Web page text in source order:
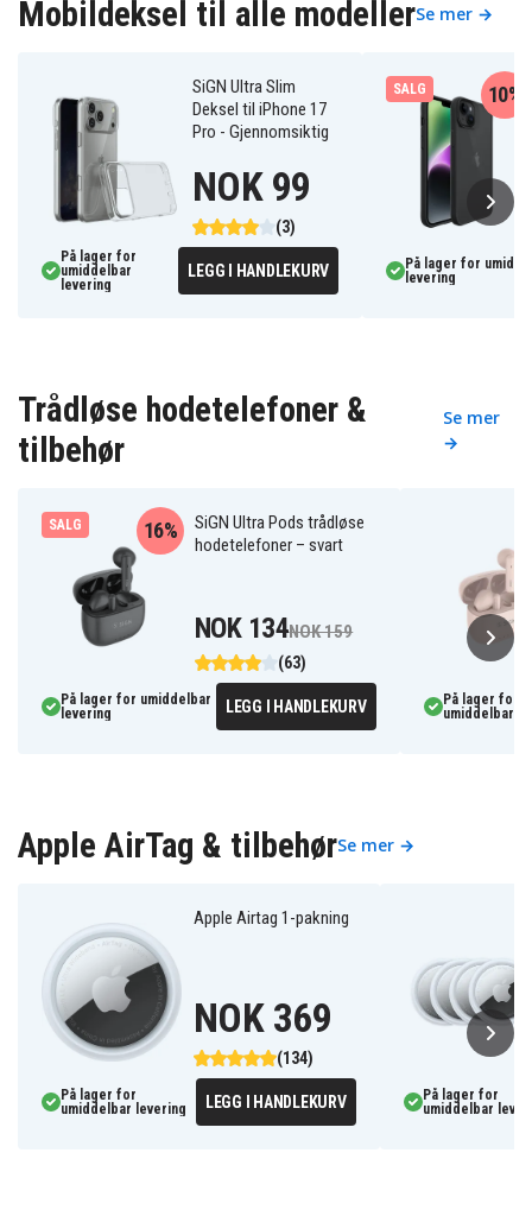
Mobildeksel til alle modellerSe mer →
SiGN Ultra Slim
Deksel til iPhone 17
Pro - Gjennomsiktig
(3)
NOK 99
På lager for
umiddelbar
levering
LEGG I HANDLEKURV
SALG 10%
På lager for
levering
Trådløse hodetelefoner &
tilbehør
Se mer
→
SALG
SiGN Ultra Pods trådløse
hodetelefoner – svart
(63)
16%
NOK 134NOK 159
På lager for umiddelbar
levering
LEGG I HANDLEKURV
På lager for
umiddelbar
Apple AirTag & tilbehørSe mer →
Apple Airtag 1-pakning
(134)
NOK 369
På lager for
umiddelbar levering
LEGG I HANDLEKURV
På lager for
umiddelbar